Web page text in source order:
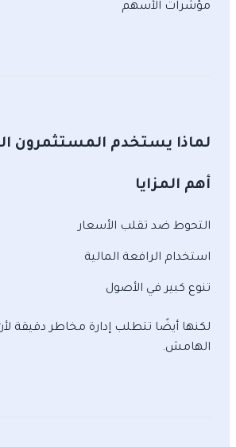
مؤشرات الأسهم
لماذا يستخدم المستثمرون
أهم المزايا
التحوط ضد تقلب الأسعار
استخدام الرافعة المالية
تنوع كبير في الأصول
لكنها أيضًا تتطلب إدارة مخاطر دقيقة
الهامش.